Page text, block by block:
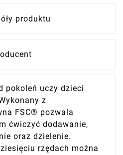
produktu
pokoleń uczy dzieci
z
FSC® pozwala
ćwiczyć dodawanie,
oraz dzielenie.
rzędach można